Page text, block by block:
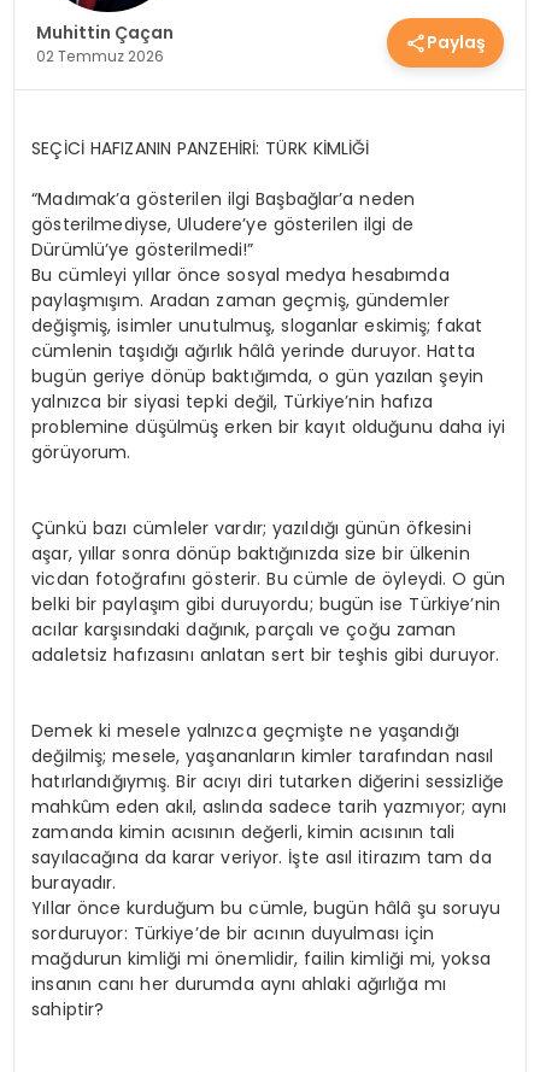
EKONOMİ
EĞİTİM
GÜNDEM
SAĞLIK
SPOR
Muhittin Çaçan
02 Temmuz 2026
Paylaş
SEÇİCİ HAFIZANIN PANZEHİRİ: TÜRK KİMLİĞİ
“Madımak’a gösterilen ilgi Başbağlar’a neden
gösterilmediyse, Uludere’ye gösterilen ilgi de
Dürümlü’ye gösterilmedi!”
Bu cümleyi yıllar önce sosyal medya hesabımda
paylaşmışım. Aradan zaman geçmiş, gündemler
değişmiş, isimler unutulmuş, sloganlar eskimiş; fakat
cümlenin taşıdığı ağırlık hâlâ yerinde duruyor. Hatta
bugün geriye dönüp baktığımda, o gün yazılan şeyin
yalnızca bir siyasi tepki değil, Türkiye’nin hafıza
problemine düşülmüş erken bir kayıt olduğunu daha iyi
görüyorum.
Çünkü bazı cümleler vardır; yazıldığı günün öfkesini
aşar, yıllar sonra dönüp baktığınızda size bir ülkenin
vicdan fotoğrafını gösterir. Bu cümle de öyleydi. O gün
belki bir paylaşım gibi duruyordu; bugün ise Türkiye’nin
acılar karşısındaki dağınık, parçalı ve çoğu zaman
adaletsiz hafızasını anlatan sert bir teşhis gibi duruyor.
Demek ki mesele yalnızca geçmişte ne yaşandığı
değilmiş; mesele, yaşananların kimler tarafından nasıl
hatırlandığıymış. Bir acıyı diri tutarken diğerini sessizliğe
mahkûm eden akıl, aslında sadece tarih yazmıyor; aynı
zamanda kimin acısının değerli, kimin acısının tali
sayılacağına da karar veriyor. İşte asıl itirazım tam da
burayadır.
Yıllar önce kurduğum bu cümle, bugün hâlâ şu soruyu
sorduruyor: Türkiye’de bir acının duyulması için
mağdurun kimliği mi önemlidir, failin kimliği mi, yoksa
insanın canı her durumda aynı ahlaki ağırlığa mı
sahiptir?